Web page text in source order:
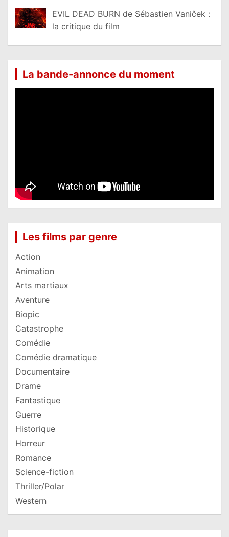
EVIL DEAD BURN de Sébastien Vaniček :
la critique du film
La bande-annonce du moment
Les films par genre
Action
Animation
Arts martiaux
Aventure
Biopic
Catastrophe
Comédie
Comédie dramatique
Documentaire
Drame
Fantastique
Guerre
Historique
Horreur
Romance
Science-fiction
Thriller/Polar
Western